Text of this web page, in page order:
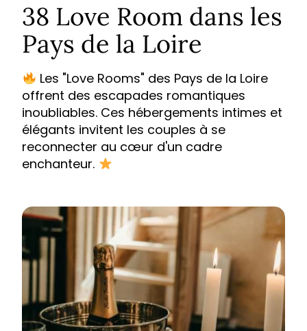
38 Love Room dans les
Pays de la Loire
Les "Love Rooms" des Pays de la Loire
offrent des escapades romantiques
inoubliables. Ces hébergements intimes et
élégants invitent les couples à se
reconnecter au cœur d'un cadre
enchanteur.